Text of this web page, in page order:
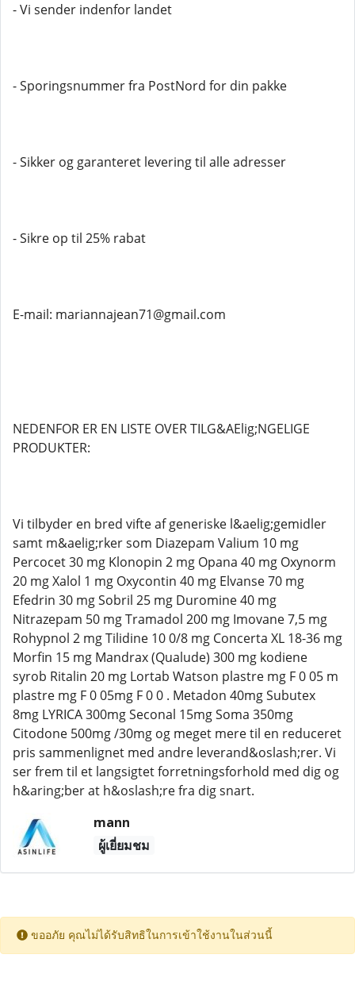
- Vi sender indenfor landet
- Sporingsnummer fra PostNord for din pakke
- Sikker og garanteret levering til alle adresser
- Sikre op til 25% rabat
E-mail: mariannajean71@gmail.com
NEDENFOR ER EN LISTE OVER TILG&AElig;NGELIGE
PRODUKTER:
Vi tilbyder en bred vifte af generiske l&aelig;gemidler
samt m&aelig;rker som Diazepam Valium 10 mg
Percocet 30 mg Klonopin 2 mg Opana 40 mg Oxynorm
20 mg Xalol 1 mg Oxycontin 40 mg Elvanse 70 mg
Efedrin 30 mg Sobril 25 mg Duromine 40 mg
Nitrazepam 50 mg Tramadol 200 mg Imovane 7,5 mg
Rohypnol 2 mg Tilidine 10 0/8 mg Concerta XL 18-36 mg
Morfin 15 mg Mandrax (Qualude) 300 mg kodiene
syrob Ritalin 20 mg Lortab Watson plastre mg F 0 05 m
plastre mg F 0 05mg F 0 0 . Metadon 40mg Subutex
8mg LYRICA 300mg Seconal 15mg Soma 350mg
Citodone 500mg /30mg og meget mere til en reduceret
pris sammenlignet med andre leverand&oslash;rer. Vi
ser frem til et langsigtet forretningsforhold med dig og
h&aring;ber at h&oslash;re fra dig snart.
mann
ผู้เยี่ยมชม
ขออภัย คุณไม่ได้รับสิทธิในการเข้าใช้งานในส่วนนี้